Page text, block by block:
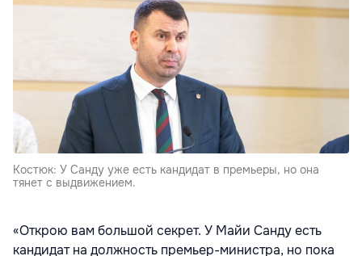
Костюк: У Санду уже есть кандидат в премьеры, но она
тянет с выдвижением.
«Открою вам большой секрет. У Майи Санду есть
кандидат на должность премьер-министра, но пока